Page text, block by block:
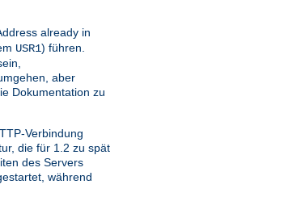
already in
USR1) führen.
aber
Dokumentation zu
Verbindung
die für 1.2 zu spät
des Servers
während